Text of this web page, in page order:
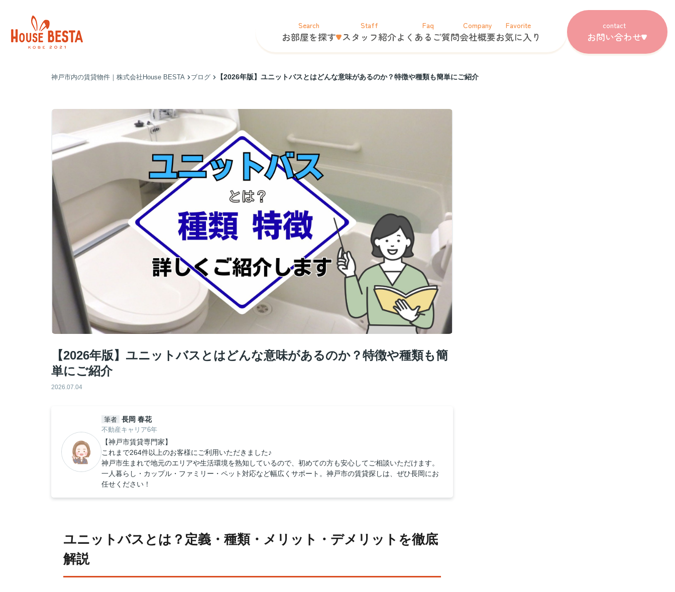
Search
お部屋を探す
Staff
スタッフ紹介
Faq
よくあるご質問
Company
会社概要
Favorite
お気に入り
contact
お問い合わせ
神戸市内の賃貸物件｜株式会社House BESTA ブログ 【2026年版】ユニットバスとはどんな意味があるのか？特徴や種類も簡単にご紹介
【2026年版】ユニットバスとはどんな意味があるのか？特徴や種類も簡
単にご紹介
2026.07.04
筆者 長岡 春花
不動産キャリア6年
【神戸市賃貸専門家】
これまで264件以上のお客様にご利用いただきました♪
神戸市生まれで地元のエリアや生活環境を熟知しているので、初めての方も安心してご相談いただけます。
一人暮らし・カップル・ファミリー・ペット対応など幅広くサポート。神戸市の賃貸探しは、ぜひ長岡にお
任せください！
ユニットバスとは？定義・種類・メリット・デメリットを徹底
解説